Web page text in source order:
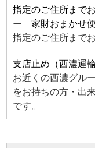
指定のご住所まで
ー 家財おまかせ便
指定のご住所まで
支店止め（西濃運輸
お近くの西濃グル
をお持ちの方・出
です。